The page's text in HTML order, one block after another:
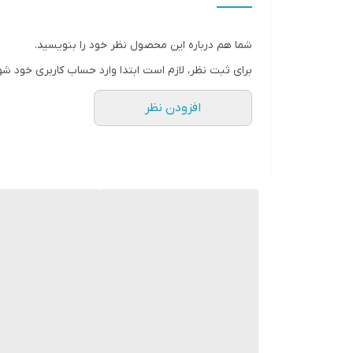
شما هم درباره این محصول نظر خود را بنویسید.
برای ثبت نظر، لازم است ابتدا وارد حساب کاربری خود
افزودن نظر